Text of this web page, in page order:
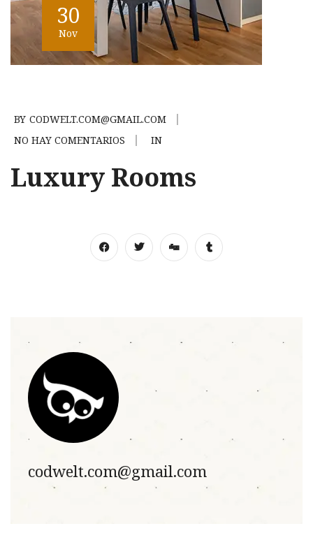
30
Nov
BY CODWELT.COM@GMAIL.COM
NO HAY COMENTARIOS
IN
Luxury Rooms
codwelt.com@gmail.com